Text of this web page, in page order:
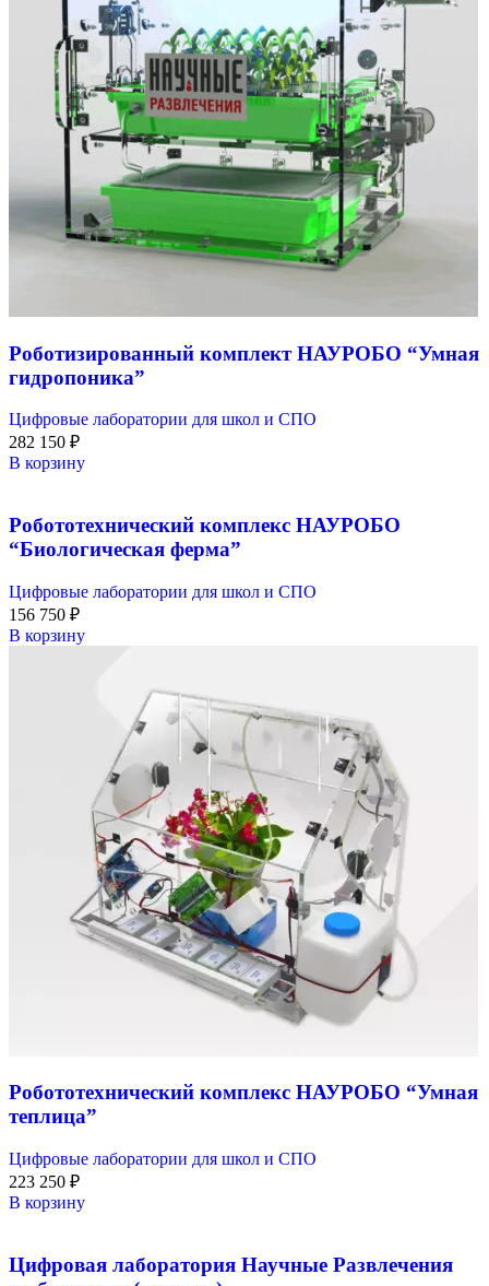
Роботизированный комплект НАУРОБО “Умная
гидропоника”
Цифровые лаборатории для школ и СПО
282 150 ₽
В корзину
Робототехнический комплекс НАУРОБО
“Биологическая ферма”
Цифровые лаборатории для школ и СПО
156 750 ₽
В корзину
Робототехнический комплекс НАУРОБО “Умная
теплица”
Цифровые лаборатории для школ и СПО
223 250 ₽
В корзину
Цифровая лаборатория Научные Развлечения